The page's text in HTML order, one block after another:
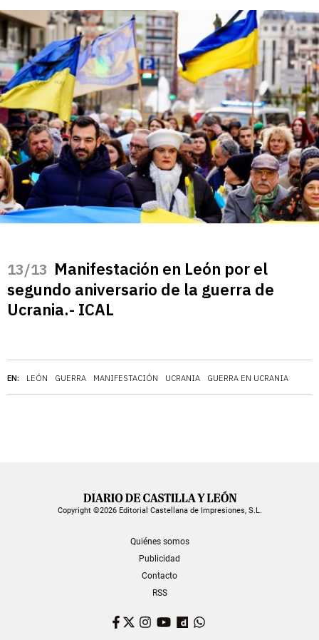
EN: LEÓN GUERRA MANIFESTACIÓN UCRANIA GUERRA EN UCRANIA
/13 Manifestación en León por el
segundo aniversario de la guerra de
Ucrania.- ICAL
Copyright ©2026 Editorial Castellana de Impresiones, S.L.
Quiénes somos
Publicidad
Contacto
RSS
Facebook
TwitterInstagram
YouTubeDailymotion